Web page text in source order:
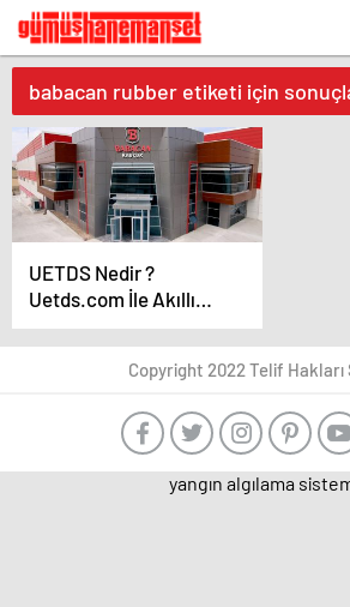
babacan rubber etiketi için
UETDS Nedir ?
Uetds.com İle Akıllı
Dijital Taşımacılık
Yazılımı
Copyright 2022 Telif Hakları
yangın algılama